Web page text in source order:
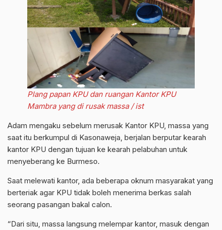
Plang papan KPU dan ruangan Kantor KPU
Mambra yang di rusak massa / ist
Adam mengaku sebelum merusak Kantor KPU, massa yang
saat itu berkumpul di Kasonaweja, berjalan berputar kearah
kantor KPU dengan tujuan ke kearah pelabuhan untuk
menyeberang ke Burmeso.
Saat melewati kantor, ada beberapa oknum masyarakat yang
berteriak agar KPU tidak boleh menerima berkas salah
seorang pasangan bakal calon.
“Dari situ, massa langsung melempar kantor, masuk dengan